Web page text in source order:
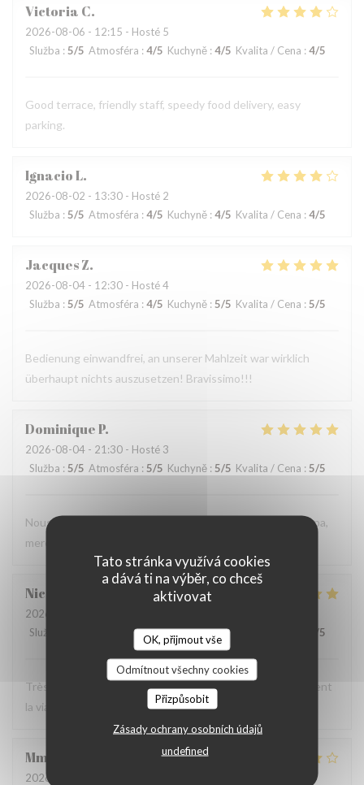
Tato stránka využívá cookies
a dává ti na výběr, co chceš
aktivovat
OK, přijmout vše
Odmítnout všechny cookies
Přizpůsobit
Zásady ochrany osobních údajů
undefined
Victoria C
2026-08-06 - 12:15 - Hosté 5
Služba : 5/5 Atmosféra : 4/5 Kuchyně : 4/5 Kvalita / Cena : 4/5
Good terrace, friendly staff, speedy food delivery, easy
parking.
IgnacioL
2026-08-02 - 13:30 - Hosté 2
Služba : 5/5 Atmosféra : 4/5 Kuchyně : 4/5 Kvalita / Cena : 4/5
JacquesZ
2026-08-04 - 12:30 - Hosté 4
Služba :5/5 Atmosféra : 4/5 Kuchyně : 5/5 Kvalita / Cena :5/5
Bedienung einwandfrei, an unserer Mahlzeit war wirklich
überhaupt nichts auszusetzen! Bravissimo!!!
DominiqueP
2026-08-04 - 21:30 - Hosté 3
Služba : 5/5 Atmosféra : 5/5 Kuchyně : 5/5 Kvalita / Cena : 5/5
Nous avons très bien mangé et le personnel est très sympa,
merci
Nicolas
2026-08-03
Služba
Atmosféra:4/5 Kuchyně:5/5 /5
Très chic, très bon service ! Une pépite pour ceux qui aiment
la viande !
Mme
2026-08-01